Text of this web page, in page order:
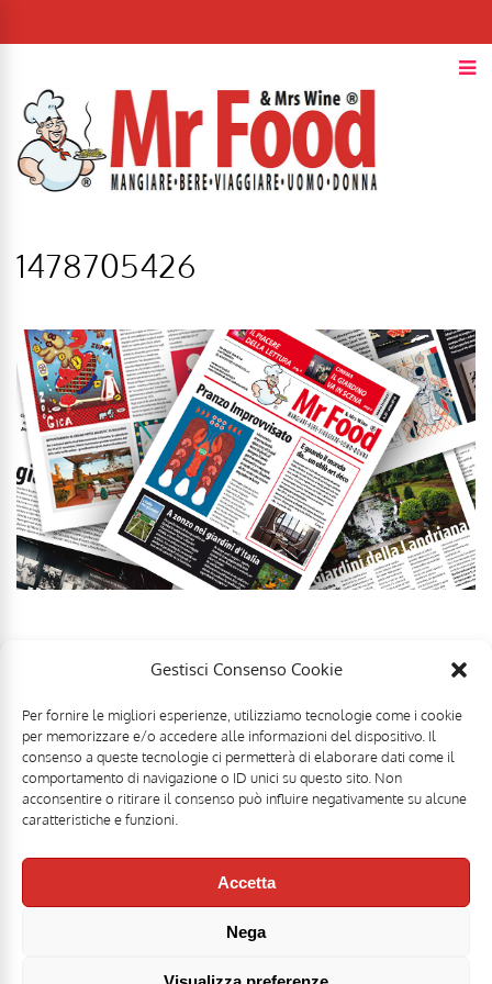
Gestisci Consenso Cookie
Per fornire le migliori esperienze, utilizziamo tecnologie come i cookie
per memorizzare e/o accedere alle informazioni del dispositivo. Il
consenso a queste tecnologie ci permetterà di elaborare dati come il
comportamento di navigazione o ID unici su questo sito. Non
acconsentire o ritirare il consenso può influire negativamente su alcune
caratteristiche e funzioni.
Accetta
Nega
1478705426
Mr Food & Mrs Wine è una testata registrata di
Direttore responsabile: Stefano Belli [DISCLAIMER